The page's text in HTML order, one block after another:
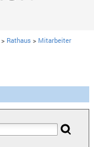
> Rathaus > Mitarbeiter